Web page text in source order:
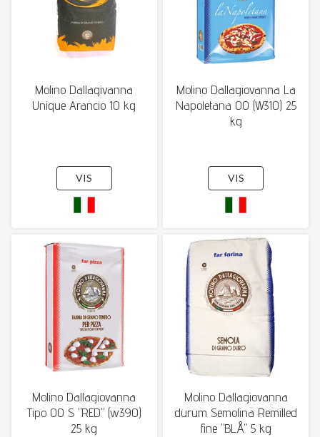
Molino Dallagivanna
Unique Arancio 10 kg
VIS
Molino Dallagiovanna La
Napoletana 00 (W310) 25
kg
VIS
Molino Dallagiovanna
Tipo 00 S "RED" (w390)
25 kg
Molino Dallagiovanna
durum Semolina Remilled
fine "BLÅ" 5 kg